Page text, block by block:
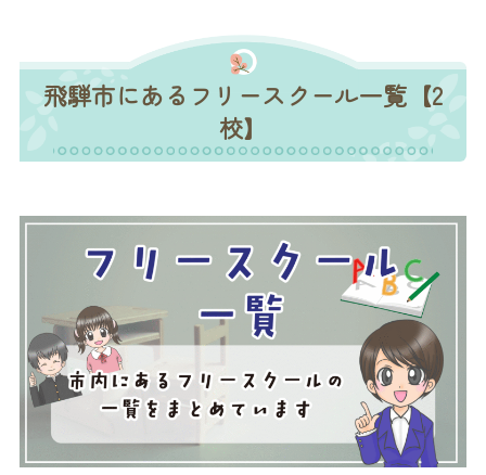
飛騨市にあるフリースクール一覧【2
校】